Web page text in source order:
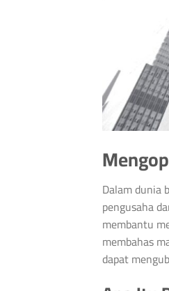
Dalam dunia
pengusaha
membantu
membahas
dapat